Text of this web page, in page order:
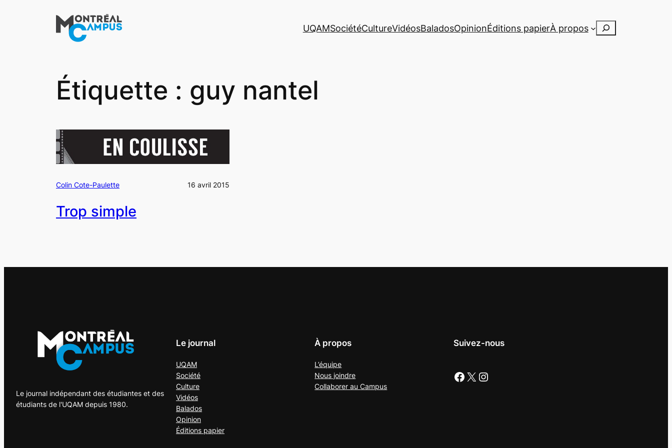
UQAMSociétéCultureVidéosBaladosOpinionÉditions papierÀ propos Rechercher
Étiquette : guy nantel
Colin Cote-Paulette 16 avril 2015
Trop simple
Le journal indépendant des étudiantes et des
étudiants de l'UQAM depuis 1980.
Le journal
UQAM
Société
Culture
Vidéos
Balados
Opinion
Éditions papier
À propos
L’équipe
Nous joindre
Collaborer auCampus
Suivez-nous
Facebook X Instagram